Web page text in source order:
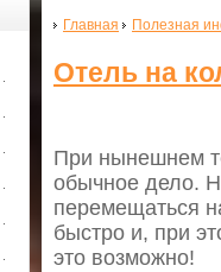
Главная Полезная
Отель на
При нынешнем
обычное дело.
перемещаться
быстро и, при
это возможно!